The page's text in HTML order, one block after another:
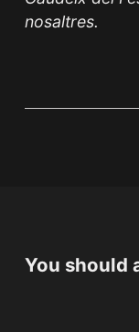
nosaltres.
You should